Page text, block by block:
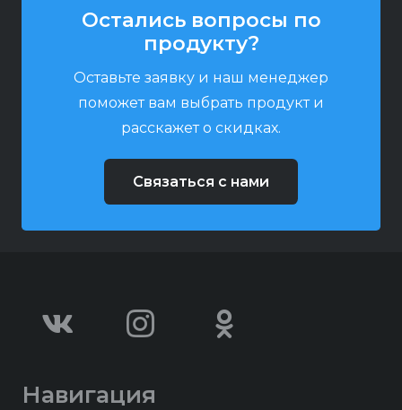
Остались вопросы по
продукту?
Оставьте заявку и наш менеджер
поможет вам выбрать продукт и
расскажет о скидках.
Связаться с нами
Навигация